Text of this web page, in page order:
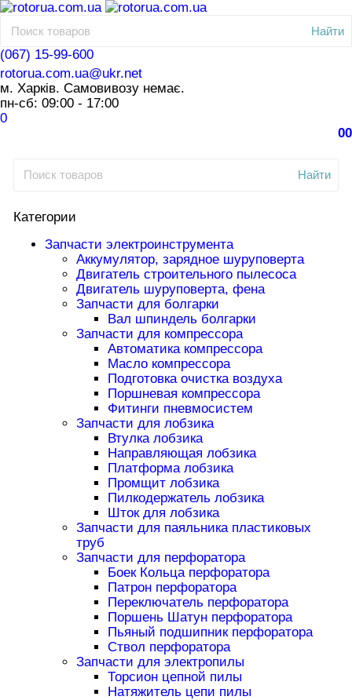
Найти
(067) 15-99-600
rotorua.com.ua@ukr.net
м. Харків. Самовивозу немає.
пн-сб: 09:00 - 17:00
0
00
Найти
Категории
Запчасти электроинструмента
Аккумулятор, зарядное шуруповерта
Двигатель строительного пылесоса
Двигатель шуруповерта, фена
Запчасти для болгарки
Вал шпиндель болгарки
Запчасти для компрессора
Автоматика компрессора
Масло компрессора
Подготовка очистка воздуха
Поршневая компрессора
Фитинги пневмосистем
Запчасти для лобзика
Втулка лобзика
Направляющая лобзика
Платформа лобзика
Промщит лобзика
Пилкодержатель лобзика
Шток для лобзика
Запчасти для паяльника пластиковых
труб
Запчасти для перфоратора
Боек Кольца перфоратора
Патрон перфоратора
Переключатель перфоратора
Поршень Шатун перфоратора
Пьяный подшипник перфоратора
Ствол перфоратора
Запчасти для электропилы
Торсион цепной пилы
Натяжитель цепи пилы